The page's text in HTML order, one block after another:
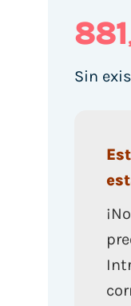
881
Sin